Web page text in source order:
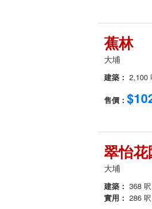
蕉林
大埔
建築： 2,100
售價：
翠怡花
大埔
建築： 368 呎
實用： 286 呎